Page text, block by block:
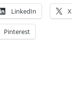
LinkedIn X
Pinterest